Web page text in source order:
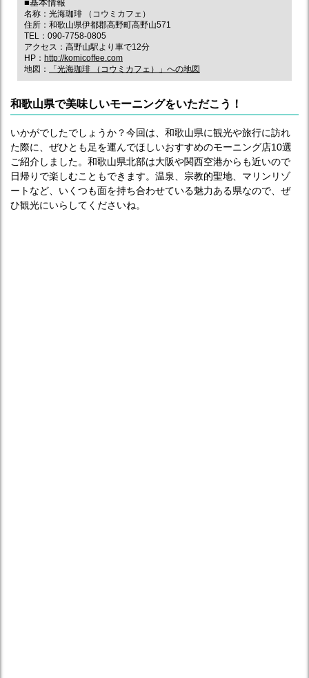
■基本情報
名称：光海珈琲 （コウミカフェ）
住所：和歌山県伊都郡高野町高野山571
TEL：090-7758-0805
アクセス：高野山駅より車で12分
HP： http://komicoffee.com
地図：
「光海珈琲 （コウミカフェ）」への地図
和歌山県で美味しいモーニングをいただこう！
いかがでしたでしょうか？今回は、和歌山県に観光や旅行に訪れ
た際に、ぜひとも足を運んでほしいおすすめのモーニング店10選
ご紹介しました。和歌山県北部は大阪や関西空港からも近いので
日帰りで楽しむこともできます。温泉、宗教的聖地、マリンリゾ
ートなど、いくつも面を持ち合わせている魅力ある県なので、ぜ
ひ観光にいらしてくださいね。